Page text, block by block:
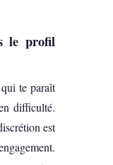
le profil
te paraît
difficulté.
est